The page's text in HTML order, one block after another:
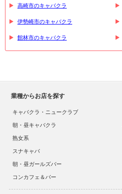
高崎市のキャバクラ
伊勢崎市のキャバクラ
館林市のキャバクラ
業種からお店を探す
キャバクラ・ニュークラブ
朝・昼キャバクラ
熟女系
スナキャバ
朝・昼ガールズバー
コンカフェ＆バー